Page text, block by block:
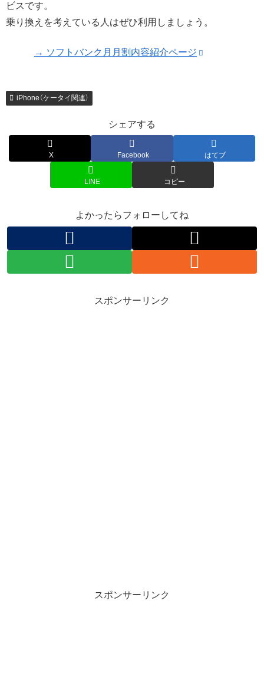
ビスです。
乗り換えを考えている人はぜひ利用しましょう。
→ ソフトバンク月月割内容紹介ページ
iPhone（ケータイ関連）
シェアする
X Facebook はてブ
LINE コピー
よかったらフォローしてね
スポンサーリンク
スポンサーリンク